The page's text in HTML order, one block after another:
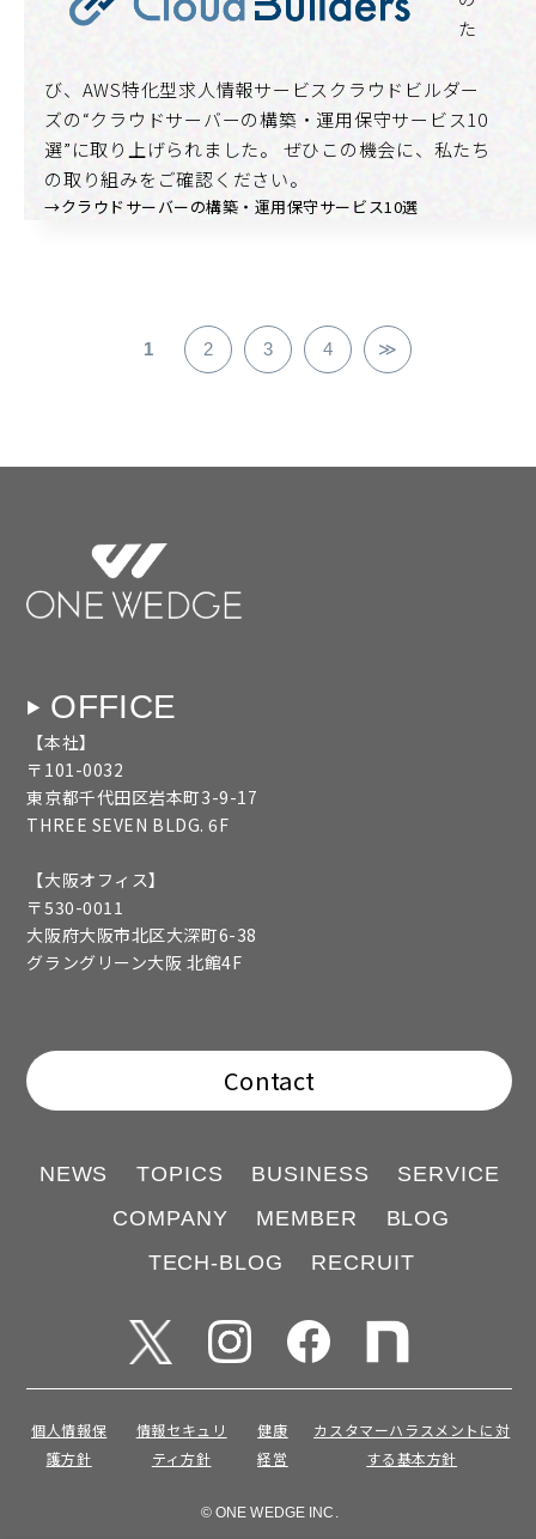
た
び、 AWS特化型求人情報サービスクラウドビルダー
ズの“クラウドサーバーの構築・運用保守サービス10
選”に取り上げられました。 ぜひこの機会に、私たち
の取り組みをご確認ください。
→クラウドサーバーの構築・運用保守サービス10選
1 2 3 4 ≫
OFFICE
【本社】
〒101-0032
東京都千代田区岩本町3-9-17
THREE SEVEN BLDG. 6F
【大阪オフィス】
〒530-0011
大阪府大阪市北区大深町6-38
グラングリーン大阪 北館4F
Contact
NEWS TOPICS BUSINESS
SERVICE
COMPANY
MEMBER
BLOG
TECH-BLOG
RECRUIT
個人情報保
護方針
情報セキュリ
ティ方針
健康
経営
カスタマーハラスメントに対
する基本方針
© ONE WEDGE INC.